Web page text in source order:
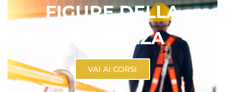
FIGURE DELLA
SICUREZZA
VAI AI CORSI